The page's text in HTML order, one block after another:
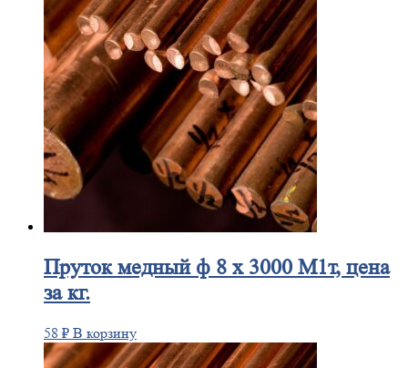
Прутокмедный ф 8 х 3000 М1т, цена
за кг.
58 ₽ В корзину